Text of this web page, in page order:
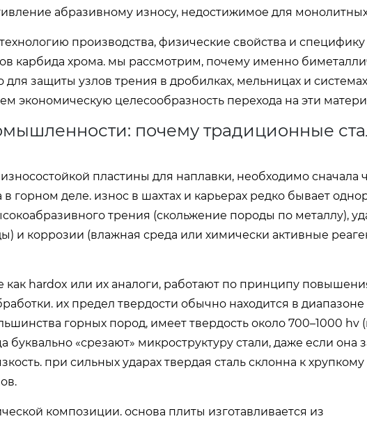
абразивному износу, недостижимое для
производства, физические свойства и специфику
карбида хрома. мы рассмотрим, почему именно
для защиты узлов трения в дробилках, мельницах и системах
экономическую целесообразность перехода на эти
почему традиционные
пластины для наплавки, необходимо сначала
горном деле. износ в шахтах и карьерах редко бывает
трения (скольжение породы по металлу),
и коррозии (влажная среда или химически активные
как hardox или их аналоги, работают по принципу
их предел твердости обычно находится в
горных пород, имеет твердость около 700–1000 hv
буквально «срезают» микроструктуру стали, даже если она
при сильных ударах твердая сталь склонна к хрупкому
композиции. основа плиты изготавливается из